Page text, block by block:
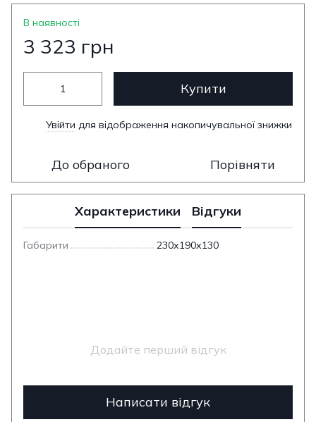
В наявності
3 323 грн
Купити
Увійти для відображення накопичувальної знижки
До обраного Порівняти
Характеристики Відгуки
Габарити 230х190х130
Додайте перший відгук
Написати відгук